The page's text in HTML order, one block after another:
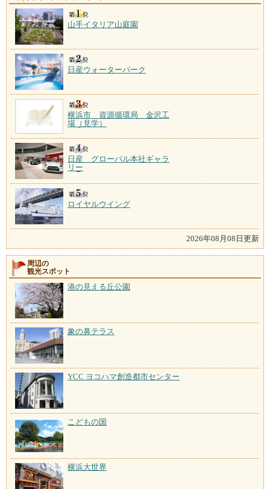
山手イタリア山庭園
日産ウォーターパーク
横浜市 資源循環局 金沢工
場（見学）
日産 グローバル本社ギャラ
リー
ロイヤルウイング
2026年08月08日更新
周辺の
観光スポット
港の見える丘公園
象の鼻テラス
YCC ヨコハマ創造都市センター
こどもの国
横浜大世界